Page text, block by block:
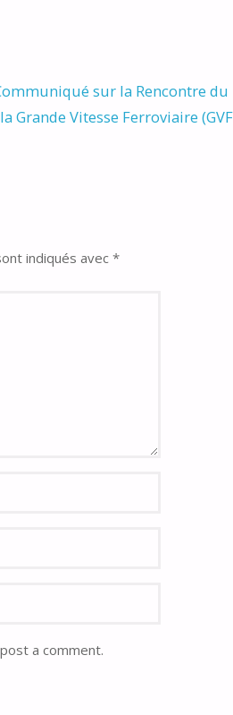
sur la Rencontre du
la Grande Vitesse Ferroviaire
indiqués avec*
a comment.